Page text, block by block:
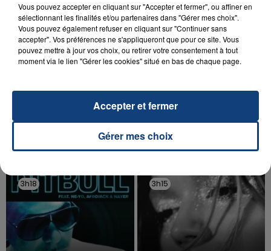
20 juillet 2026
OPÉRER DE LA CHEVILLE RESSORT DE LA...
La famille a porté plainte contre la clinique qui a
reconnu sa responsabilité et présenté ses
TITRES DIFFUSÉS
3h18
3h18 3h15
3h15
Vous pouvez accepter en cliquant sur "Accepter et fermer", ou affiner en
sélectionnant les finalités et/ou partenaires dans "Gérer mes choix".
Vous pouvez également refuser en cliquant sur "Continuer sans
accepter". Vos préférences ne s'appliqueront que pour ce site. Vous
pouvez mettre à jour vos choix, ou retirer votre consentement à tout
moment via le lien "Gérer les cookies" situé en bas de chaque page.
Gérer mes choix
Accepter et fermer